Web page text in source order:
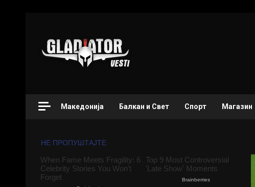
Македонија Балкан и Свет Спорт Магазин